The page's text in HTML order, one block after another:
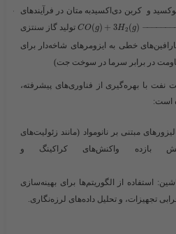
و کربن دی‌اکسیدبه متان در فرآیندهای
CO(g) + 3H2 (g) −−−−−−−
خطی به ایزومرهای شاخه‌دار برای
در برابر سرما در سوخت جت)
نفت با بهره‌گیری از فناوری‌های پیشرفته،
است:
مبتنی بر نانومواد (مانند زئولیت‌های
بازده واکنش‌های کراکینگ و
: استفاده از الگوریتم‌ها برای بهینه‌سازی
تجهیزات، و تحلیل داده‌های لرزه‌نگاری.